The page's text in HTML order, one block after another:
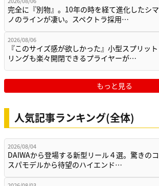
完全に『別物』。10年の時を経て進化したシマ
ノのラインが凄い。スペクトラ採用…
2026/08/06
『このサイズ感が欲しかった』小型スプリット
リングも楽々開閉できるプライヤーが…
もっと見る
人気記事ランキング(全体)
2026/08/04
DAIWAから登場する新型リール４選。驚きのコ
スパモデルから待望のハイエンド…